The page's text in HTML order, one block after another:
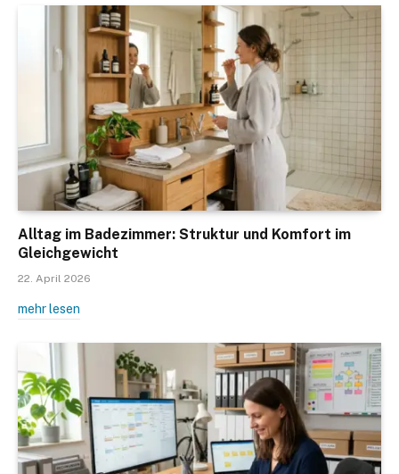
Alltag im Badezimmer: Struktur und Komfort im
Gleichgewicht
22. April 2026
mehr lesen